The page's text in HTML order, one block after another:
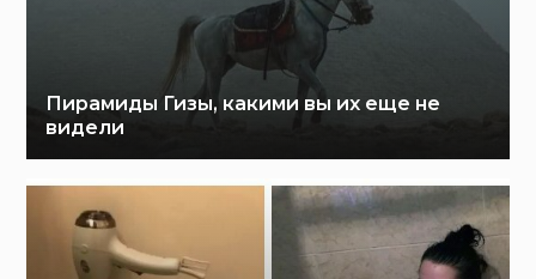
Пирамиды Гизы, какими вы их еще не
видели